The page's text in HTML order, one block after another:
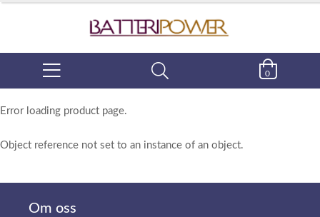
0
Error loading product page.
Object reference not set to an instance of an object.
Om oss